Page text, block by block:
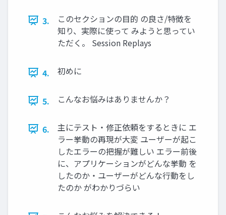
3.
このセクションの目的 の良さ/特徴を
知り、実際に使って みようと思ってい
ただく。 Session Replays
4. 初めに
5. こんなお悩みはありませんか？
6.
主にテスト・修正依頼をするときに エ
ラー挙動の再現が大変 ユーザーが起こ
したエラーの把握が難しい エラー前後
に、アプリケーションがどんな挙動 を
したのか・ユーザーがどんな行動をし
たのか がわかりづらい